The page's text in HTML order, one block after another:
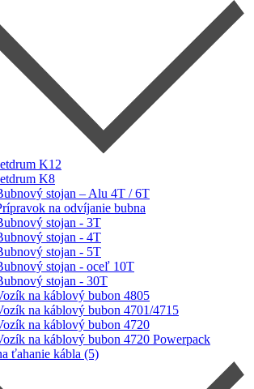
K12
K8
stojan – Alu 4T / 6T
na odvíjanie bubna
stojan - 3T
stojan - 4T
stojan - 5T
stojan - oceľ 10T
stojan - 30T
na káblový bubon 4805
na káblový bubon 4701/4715
na káblový bubon 4720
na káblový bubon 4720 Powerpack
ťahanie kábla (5)